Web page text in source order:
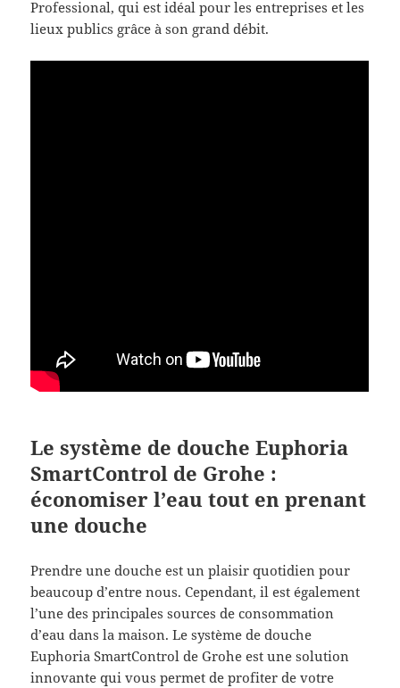
Professional, qui est idéal pour les entreprises et les
lieux publics grâce à son grand débit.
Le système de douche Euphoria
SmartControl de Grohe :
économiser l’eau tout en prenant
une douche
Prendre une douche est un plaisir quotidien pour
beaucoup d’entre nous. Cependant, il est également
l’une des principales sources de consommation
d’eau dans la maison. Le système de douche
Euphoria SmartControl de Grohe est une solution
innovante qui vous permet de profiter de votre